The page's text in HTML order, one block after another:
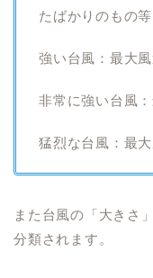
たばかりのもの等
強い台風：最大
非常に強い台風
猛烈な台風：最
また台風の「大きさ
分類されます。